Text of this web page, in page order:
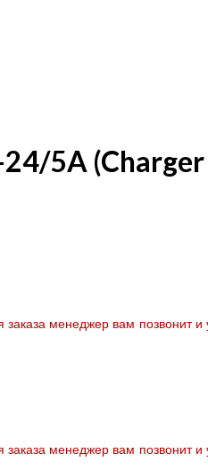
5A
менеджер вам позвонит и
менеджер вам позвонит и